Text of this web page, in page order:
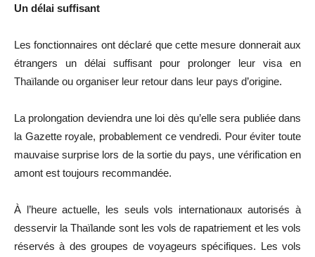
Un délai suffisant
Les fonctionnaires ont déclaré que cette mesure donnerait aux
étrangers un délai suffisant pour prolonger leur visa en
Thaïlande ou organiser leur retour dans leur pays d’origine.
La prolongation deviendra une loi dès qu’ellesera publiée dans
la Gazette royale, probablement ce vendredi. Pour éviter toute
mauvaise surprise lors de la sortie du pays, une vérification en
amont est toujours recommandée.
À l’heure actuelle, les seuls vols internationaux autorisés à
desservir la Thaïlande sont les vols de rapatriement et les vols
réservés à des groupes de voyageurs spécifiques. Les vols